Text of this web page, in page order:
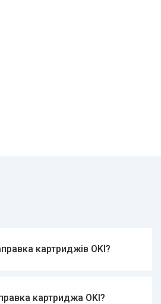
картриджів OKI?
картриджа OKI?